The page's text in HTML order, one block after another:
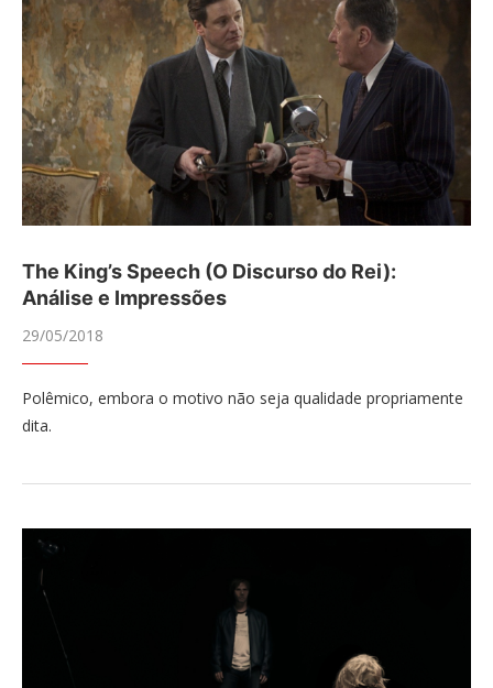
The King’s Speech (O Discurso do Rei):
Análise e Impressões
29/05/2018
Polêmico, embora o motivo não seja qualidade propriamente
dita.